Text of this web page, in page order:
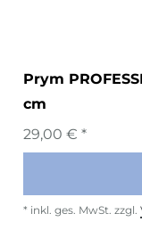
Prym
cm
29,00 € *
* inkl. ges. MwSt. zzgl.